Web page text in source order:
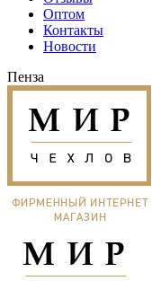
Оптом
Контакты
Новости
Пенза